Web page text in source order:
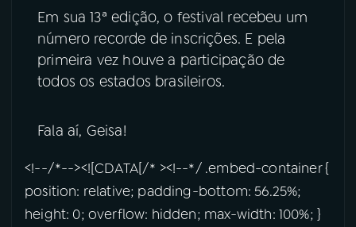
TikTok
Em sua 13ª edição, o festival recebeu um
número recorde de inscrições. E pela
primeira vez houve a participação de
todos os estados brasileiros.
Fala aí, Geisa!
<!--/*--><![CDATA[/* ><!--*/ .embed-container {
position: relative; padding-bottom: 56.25%;
height: 0; overflow: hidden; max-width: 100%; }